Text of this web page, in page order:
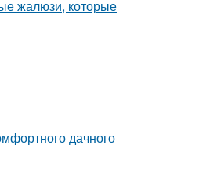
жалюзи, которые
дачного